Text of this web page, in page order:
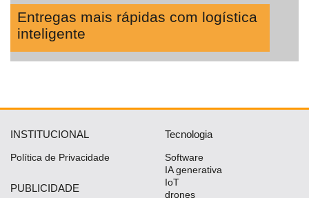
Entregas mais rápidas com logística
inteligente
INSTITUCIONAL
Política de Privacidade
PUBLICIDADE
Tecnologia
Software
IA generativa
IoT
drones